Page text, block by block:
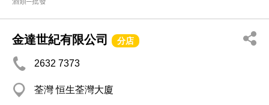
金達世紀有限公司 分店
2632 7373
荃灣 恒生荃灣大廈